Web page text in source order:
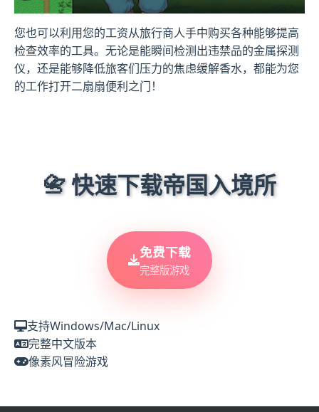
您也可以利用您的工资从旅行商人手中购买各种能够提高
检查效率的工具。无论是能瞬间检测出违禁品的金属探测
仪，还是能够降低旅客们压力的焦虑缓解香水，都能为您
的工作打开二扇扇便利之门！
📇 快速下载帝国入境所
免费下载
完整版游戏
支持Windows/Mac/Linux
完整中文版本
像素风冒险游戏